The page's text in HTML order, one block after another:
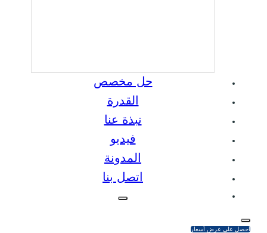
حل مخصص
القدرة
نبذة عنا
فيديو
المدونة
اتصل بنا
احصل على عرض أسعار